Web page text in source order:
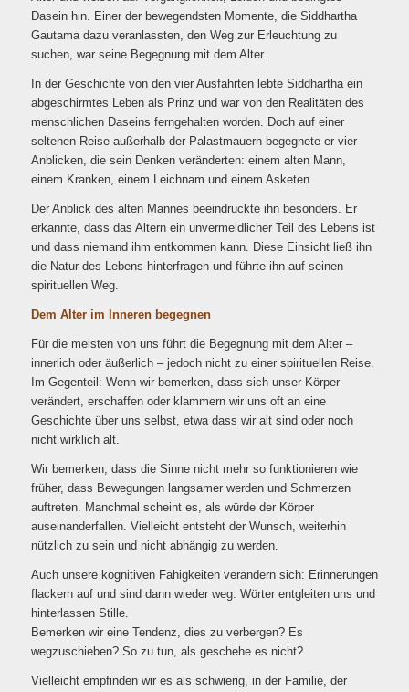
Dasein hin. Einer der bewegendsten Momente, die Siddhartha
Gautama dazu veranlassten, den Weg zur Erleuchtung zu
suchen, war seine Begegnung mit dem Alter.
In der Geschichte von den vier Ausfahrten lebte Siddhartha ein
abgeschirmtes Leben als Prinz und war von den Realitäten des
menschlichen Daseins ferngehalten worden. Doch auf einer
seltenen Reise außerhalb der Palastmauern begegnete er vier
Anblicken, die sein Denken veränderten: einem alten Mann,
einem Kranken, einem Leichnam und einem Asketen.
Der Anblick des alten Mannes beeindruckte ihn besonders. Er
erkannte, dass das Altern ein unvermeidlicher Teil des Lebens ist
und dass niemand ihm entkommen kann. Diese Einsicht ließ ihn
die Natur des Lebens hinterfragen und führte ihn auf seinen
spirituellen Weg.
Dem Alter im Inneren begegnen
Für die meisten von uns führt die Begegnung mit dem Alter –
innerlich oder äußerlich – jedoch nicht zu einer spirituellen Reise.
Im Gegenteil: Wenn wir bemerken, dass sich unser Körper
verändert, erschaffen oder klammern wir uns oft an eine
Geschichte über uns selbst, etwa dass wir alt sind oder noch
nicht wirklich alt.
Wir bemerken, dass die Sinne nicht mehr so funktionieren wie
früher, dass Bewegungen langsamer werden und Schmerzen
auftreten. Manchmal scheint es, als würde der Körper
auseinanderfallen. Vielleicht entsteht der Wunsch, weiterhin
nützlich zu sein und nicht abhängig zu werden.
Auch unsere kognitiven Fähigkeiten verändern sich: Erinnerungen
flackern auf und sind dann wieder weg. Wörter entgleiten uns und
hinterlassen Stille.
Bemerken wir eine Tendenz, dies zu verbergen? Es
wegzuschieben? So zu tun, als geschehe es nicht?
Vielleicht empfinden wir es als schwierig, in der Familie, der